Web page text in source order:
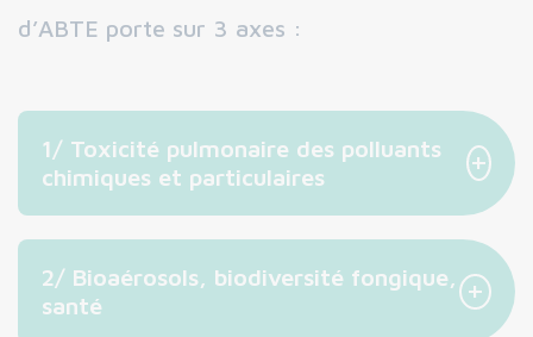
d’ABTE porte sur 3 axes :
1/ Toxicité pulmonaire des polluants
chimiques et particulaires
+
2/ Bioaérosols, biodiversité fongique,
santé
+